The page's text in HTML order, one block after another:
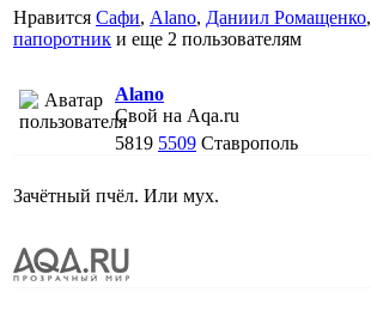
Нравится Сафи, Alano, Даниил Ромащенко,
папоротник и еще 2 пользователям
Alano
Свой на Aqa.ru
5819 5509 Ставрополь
Зачётный пчёл. Или мух.